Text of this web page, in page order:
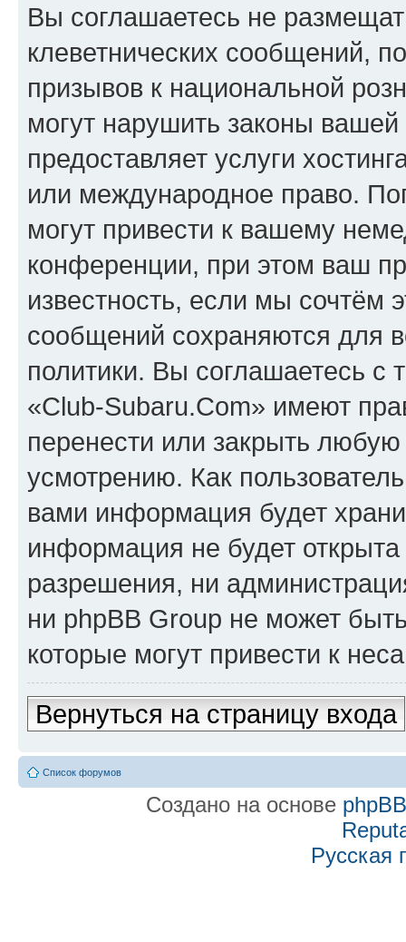
Вы соглашаетесь не
клеветнических сообщений,
призывов к национальной
могут нарушить законы
предоставляет услуги
или международное право.
могут привести к вашему
конференции, при этом ваш
известность, если мы сочтём
сообщений сохраняются для
политики. Вы соглашаетесь
«Club-Subaru.Com» имеют
перенести или закрыть
усмотрению. Как
вами информация будет
информация не будет
разрешения, ни
ни phpBB Group не может
которые могут привести к
Вернуться на страницу входа
Список форумов
Создано на основе phpBB
Русская